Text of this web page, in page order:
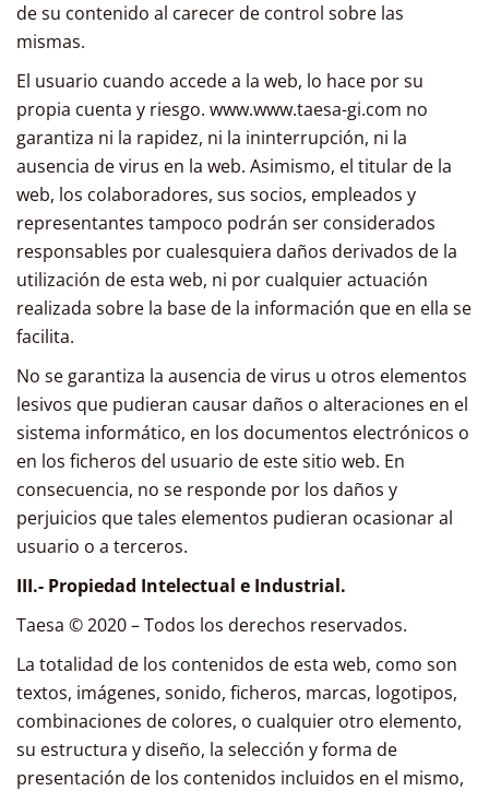
de su contenido al carecer de control sobre las
mismas.
El usuario cuando accede a la web, lo hace por su
propia cuenta y riesgo. www.www.taesa-gi.com no
garantiza ni la rapidez, ni la ininterrupción, ni la
ausencia de virus en la web. Asimismo, el titular de la
web, los colaboradores, sus socios, empleados y
representantes tampoco podrán ser considerados
responsables por cualesquiera daños derivados de la
utilización de esta web, ni por cualquier actuación
realizada sobre la base de la información que en ella se
facilita.
No se garantiza la ausencia de virus u otros elementos
lesivos que pudieran causar daños o alteraciones en el
sistema informático, en los documentos electrónicos o
en los ficheros del usuario de este sitio web. En
consecuencia, no se responde por los daños y
perjuicios que tales elementos pudieran ocasionar al
usuario o a terceros.
III.- Propiedad Intelectual e Industrial.
Taesa © 2020 – Todos los derechos reservados.
La totalidad de los contenidos de esta web, como son
textos, imágenes, sonido, ficheros, marcas, logotipos,
combinaciones de colores, o cualquier otro elemento,
su estructura y diseño, la selección y forma de
presentación de los contenidos incluidos en el mismo,